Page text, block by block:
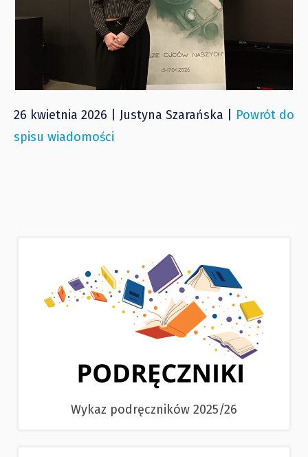
26 kwietnia 2026 | Justyna Szarańska | Powrót do
spisu wiadomości
Wykaz podręczników 2025/26